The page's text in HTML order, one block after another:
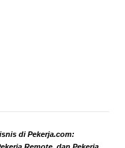
di Pekerja.com: